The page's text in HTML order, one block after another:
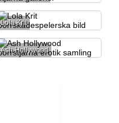
Lola Krit
Ash Hollywood